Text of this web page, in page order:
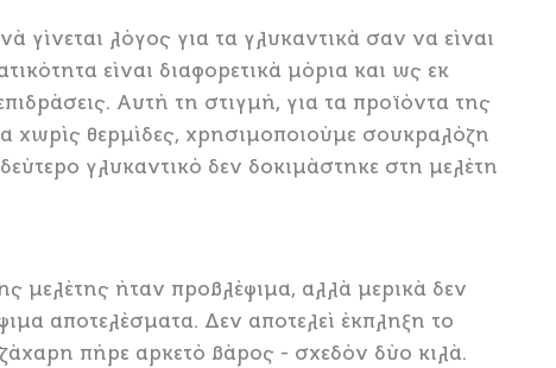
γίνεται λόγος για τα γλυκαντικά σαν να είναι
είναι διαφορετικά μόρια και ως εκ
Αυτή τη στιγμή, για τα προϊόντα της
χωρίς θερμίδες, χρησιμοποιούμε σουκραλόζη
γλυκαντικό δεν δοκιμάστηκε στη μελέτη
μελέτης ήταν προβλέψιμα, αλλά μερικά δεν
αποτελέσματα. Δεν αποτελεί έκπληξη το
πήρε αρκετό βάρος - σχεδόν δύο κιλά.